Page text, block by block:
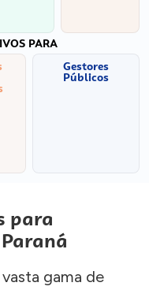
PARA
Gestores
Públicos
para
gama de